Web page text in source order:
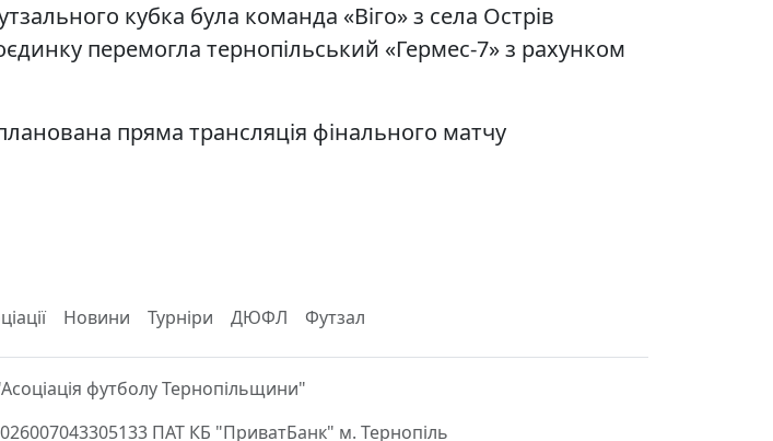
кубка була команда «Віго» з села Острів
перемогла тернопільський «Гермес-7» з рахунком
пряма трансляція фінального матчу
Новини Турніри ДЮФЛ Футзал
футболу Тернопільщини"
ПАТ КБ "ПриватБанк" м. Тернопіль